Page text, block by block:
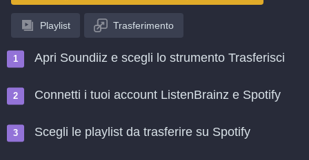
Playlist Trasferimento
Apri Soundiiz e scegli lo strumento Trasferisci
Connetti i tuoi account ListenBrainz e Spotify
Scegli le playlist da trasferire su Spotify